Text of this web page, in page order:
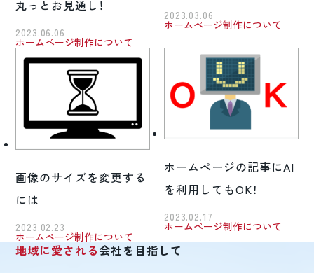
丸っとお見通し！
2023.06.06
ホームページ制作について
2023.03.06
ホームページ制作について
画像のサイズを変更する
には
2023.02.23
ホームページ制作について
ホームページの記事にAI
を利用してもOK！
2023.02.17
ホームページ制作について
地域に愛される会社を目指して